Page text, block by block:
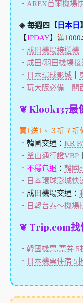
． AREX首爾機場
◈ 每週四【日本日 】
【JPDAY】 滿1000
． 成田機場接送機
． 成田/羽田機場
． 日本環球影城｜
． 玩大阪必備｜關
❦ Klook137最
買1送1、３折７折
．韓國交通： KR
． 釜山通行證VBP｜
． 不穩包退 ： 韓國
． 日本環球影城快
．成田機場交通：
． 日韓台泰～機場
❦ Trip.com找
． 韓國機票,票券 5
． 日本機票住宿 5